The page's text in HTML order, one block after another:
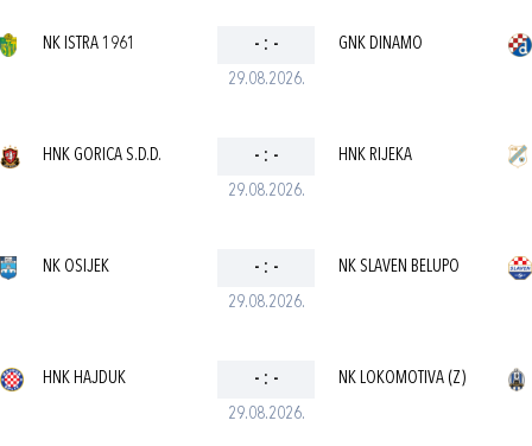
29.08.2026.
NK ISTRA 1961 - : - GNK DINAMO
29.08.2026.
HNK GORICA S.D.D. - : - HNK RIJEKA
29.08.2026.
NK OSIJEK - : - NK SLAVEN BELUPO
29.08.2026.
HNK HAJDUK - : - NK LOKOMOTIVA (Z)